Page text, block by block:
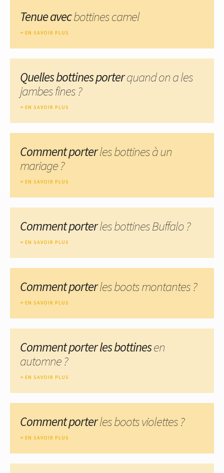
Tenue avecbottines camel
EN SAVOIR PLUS
Quelles bottines porterquand on a les
jambes fines ?
EN SAVOIR PLUS
Comment porterles bottines à un
mariage ?
EN SAVOIR PLUS
Comment porterles bottines Buffalo ?
EN SAVOIR PLUS
Comment porterles boots montantes ?
EN SAVOIR PLUS
Comment porter les bottinesen
automne ?
EN SAVOIR PLUS
Comment porterles boots violettes ?
EN SAVOIR PLUS